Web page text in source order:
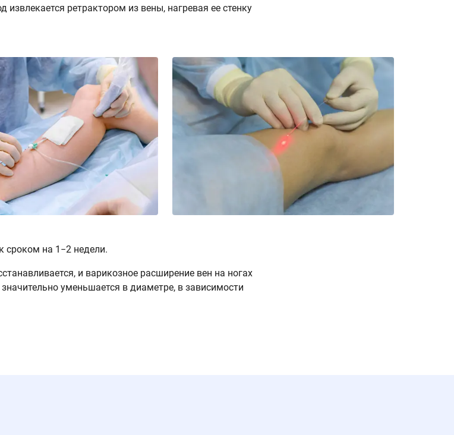
ретрактором из вены, нагревая ее стенку
сроком на 1−2 недели.
и варикозное расширение вен на ногах
уменьшается в диаметре, в зависимости